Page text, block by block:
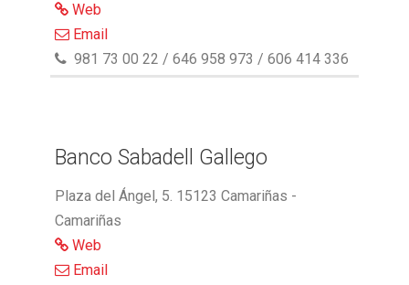
Web
Email
981 73 00 22 / 646 958 973 / 606 414 336
Banco Sabadell Gallego
Plaza del Ángel, 5. 15123 Camariñas -
Camariñas
Web
Email